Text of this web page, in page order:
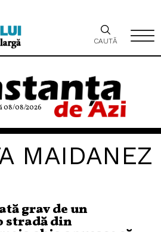
08/08/2026
CAUTĂ
MAIDANEZ
grav de un
stradă din